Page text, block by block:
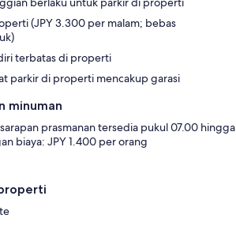
(JPY 3.300 per malam; bebas
terbatas di properti
parkir di properti mencakup garasi
minuman
prasmanan tersedia pukul 07.00 hingga
biaya: JPY 1.400 per orang